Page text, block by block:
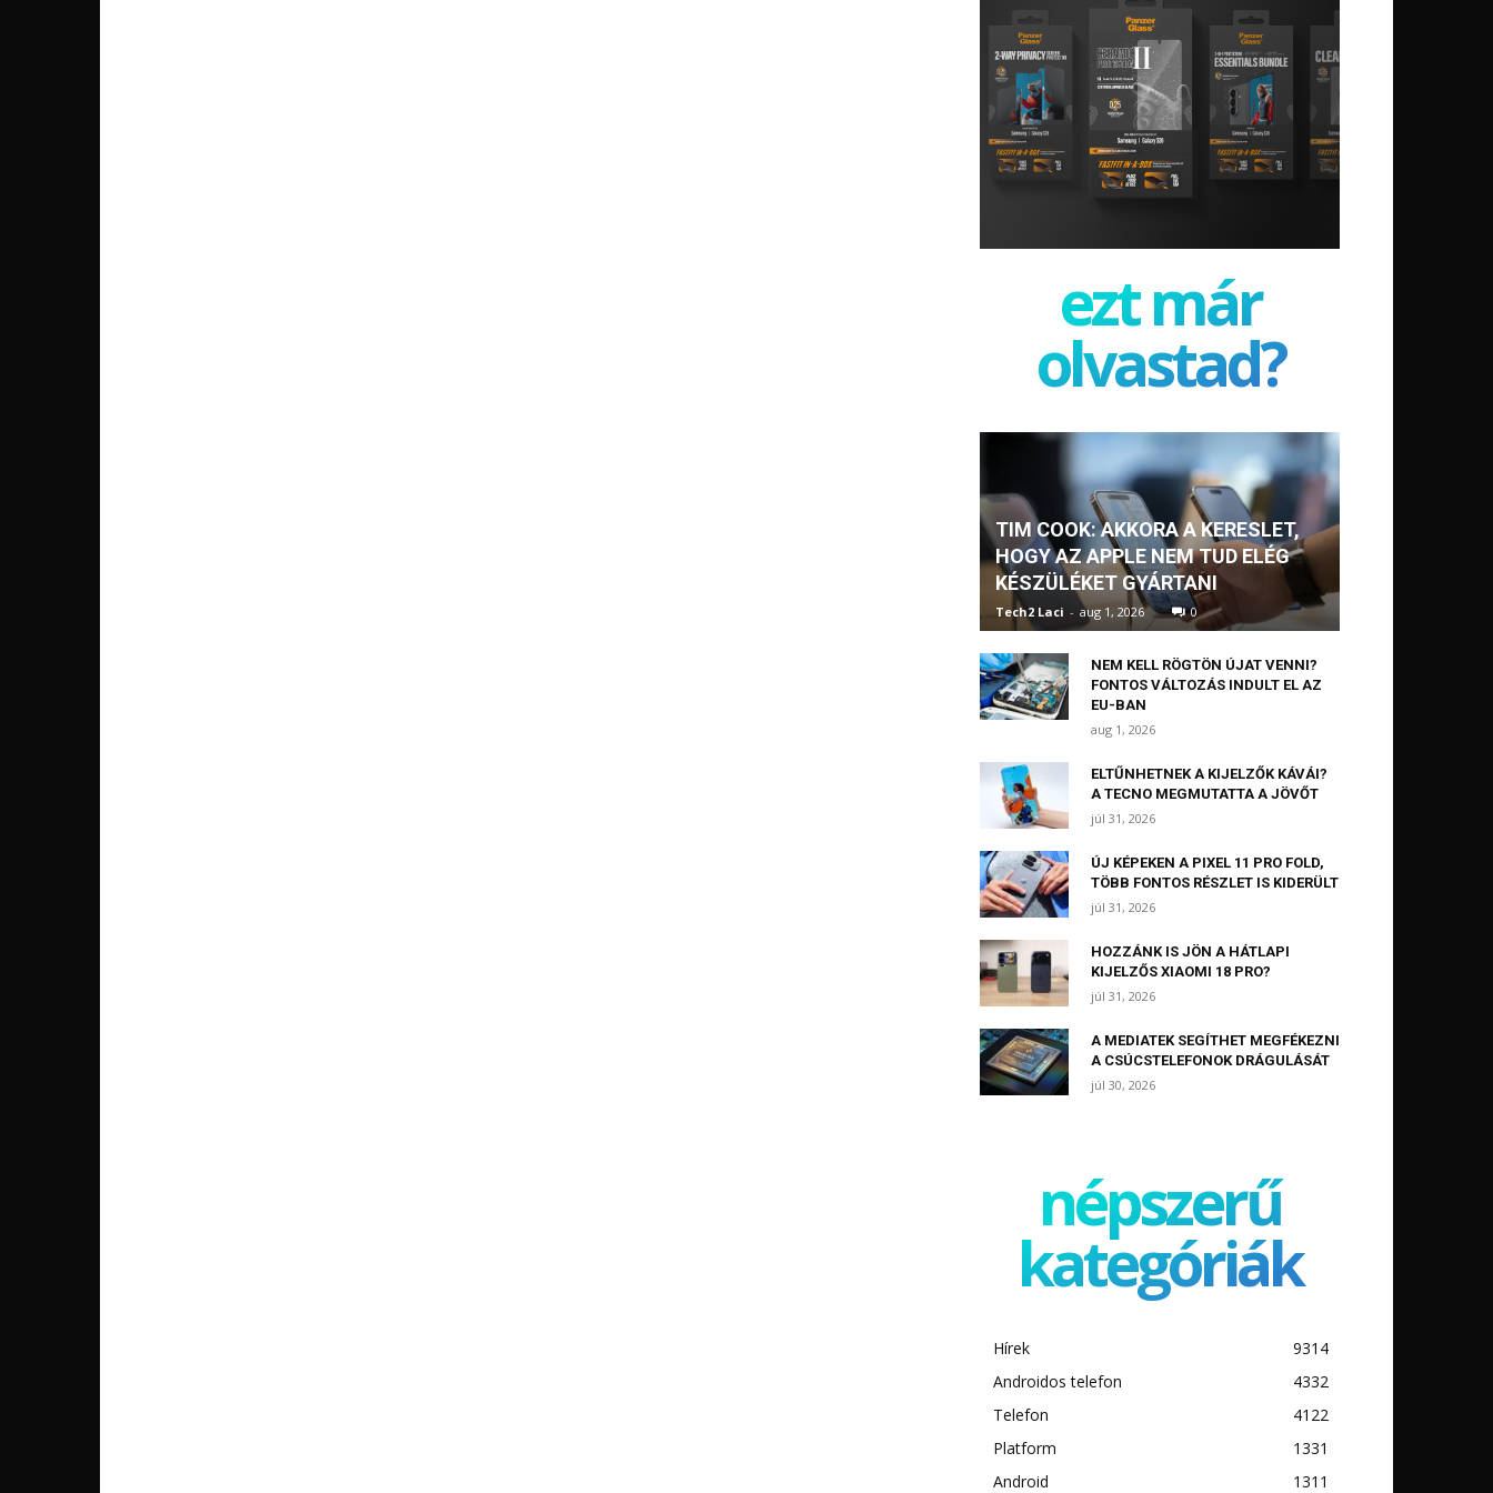
ezt már
olvastad?
TIM COOK: AKKORA A KERESLET,
HOGY AZ APPLE NEM TUD ELÉG
KÉSZÜLÉKET GYÁRTANI
Tech2 Laci - aug 1, 2026 0
NEM KELL RÖGTÖN ÚJAT VENNI?
FONTOS VÁLTOZÁS INDULT EL AZ
EU-BAN
aug 1, 2026
ELTŰNHETNEK A KIJELZŐK KÁVÁI?
A TECNO MEGMUTATTA A JÖVŐT
júl 31, 2026
ÚJ KÉPEKEN A PIXEL 11 PRO FOLD,
TÖBB FONTOS RÉSZLET IS KIDERÜLT
júl 31, 2026
HOZZÁNK IS JÖN A HÁTLAPI
KIJELZŐS XIAOMI 18 PRO?
júl 31, 2026
A MEDIATEK SEGÍTHET MEGFÉKEZNI
A CSÚCSTELEFONOK DRÁGULÁSÁT
júl 30, 2026
népszerű
kategóriák
Hírek
9314
Androidos telefon
4332
Telefon
4122
Platform
1331
Android
1311